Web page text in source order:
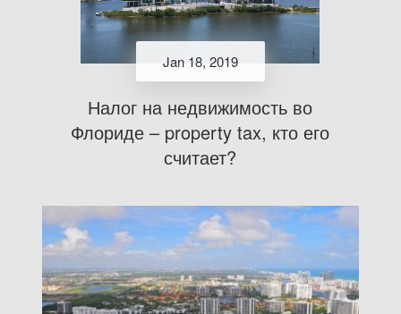
Jan 18, 2019
Налог на недвижимость во
Флориде – property tax, кто его
считает?